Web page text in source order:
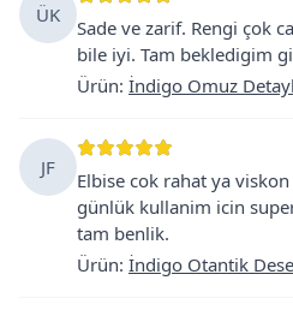
ÜK
Sade ve zarif. Rengi çok
bile iyi. Tam bekledigim
Ürün: İndigo Omuz
JF
Elbise cok rahat ya
günlük kullanim icin
tam benlik.
Ürün: İndigo Otantik